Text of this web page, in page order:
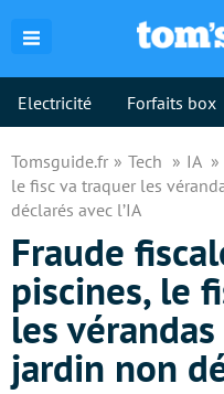
Electricité Forfaits box
Tomsguide.fr Tech IA
le fisc va traquer les
déclarés avec l’IA
Fraude
piscines, le
les
jardin non